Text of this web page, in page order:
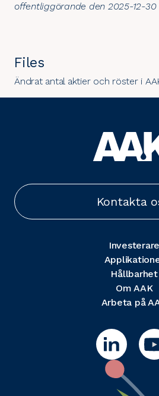
offentliggörande den 2025-12-30
Files
Ändrat antal aktier och röster i
Kontakta
Investerare
Hållbarhet
Om AAK
Arbeta på